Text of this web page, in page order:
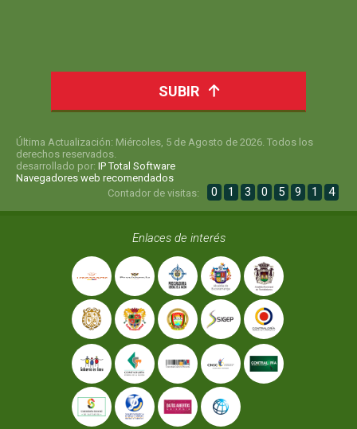
SUBIR
Última Actualización: Miércoles, 5 de Agosto de 2026. Todos los
derechos reservados.
desarrollado por: IP Total Software
Navegadores web recomendados
Contador de visitas:
0 1 3 0 5 9 1 4
Enlaces de interés